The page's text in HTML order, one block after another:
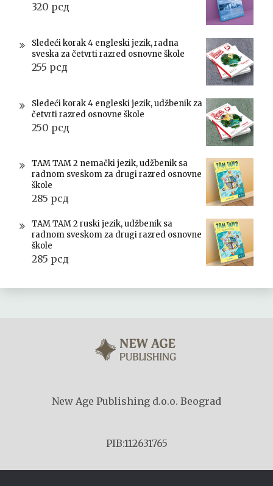
320 рсд
Sledeći korak 4 engleski jezik, radna
sveska za četvrti razred osnovne škole
255 рсд
Sledeći korak 4 engleski jezik, udžbenik za
četvrti razred osnovne škole
250 рсд
TAM TAM 2 nemački jezik, udžbenik sa
radnom sveskom za drugi razred osnovne
škole
285 рсд
TAM TAM 2 ruski jezik, udžbenik sa
radnom sveskom za drugi razred osnovne
škole
285 рсд
New Age Publishing d.o.o. Beograd
PIB:112631765